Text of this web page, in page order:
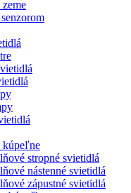
kúpeľne
stropné svietidlá
nástenné svietidlá
zápustné svietidlá